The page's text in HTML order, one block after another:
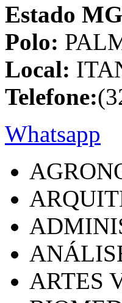
Estado MG
Polo:
Local:
Telefone:
Whatsapp
ARTES